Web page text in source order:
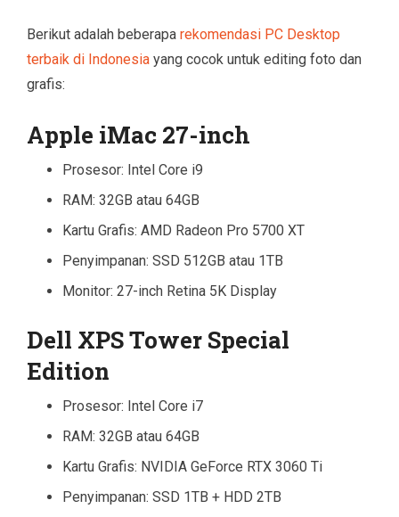
Berikut adalah beberapa rekomendasi PC Desktop
terbaik di Indonesia yang cocok untuk editing foto dan
grafis:
Apple iMac 27-inch
Prosesor: Intel Core i9
RAM: 32GB atau 64GB
Kartu Grafis: AMD Radeon Pro 5700 XT
Penyimpanan: SSD 512GB atau 1TB
Monitor: 27-inch Retina 5K Display
Dell XPS Tower Special
Edition
Prosesor: Intel Core i7
RAM: 32GB atau 64GB
Kartu Grafis: NVIDIA GeForce RTX 3060 Ti
Penyimpanan: SSD 1TB + HDD 2TB